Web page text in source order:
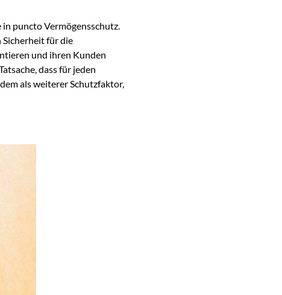
puncto Vermögensschutz.
für die
und ihren Kunden
dass für jeden
als weiterer Schutzfaktor,